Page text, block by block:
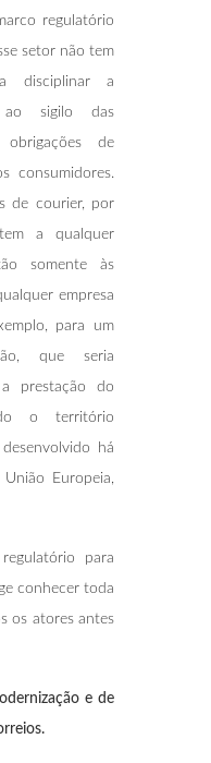
regulatório
setor não tem
disciplinar a
ao sigilo das
de
consumidores.
de courier, por
a qualquer
somente às
empresa
para um
que seria
prestação do
o território
há
Europeia,
para
conhecer toda
os atores antes
e de